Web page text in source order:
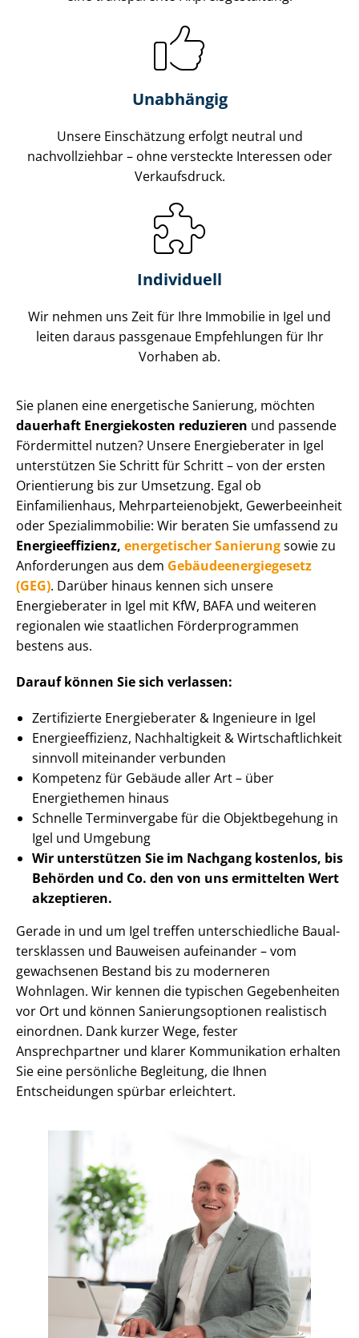
Unabhängig
Unsere Einschätzung erfolgt neutral und
nachvollziehbar – ohne versteckte Interessen oder
Verkaufsdruck.
Individuell
Wir nehmen uns Zeit für Ihre Immobilie in Igel und
leiten daraus passgenaue Empfehlungen für Ihr
Vorhaben ab.
Sie planen eine energetische Sanierung, möchten
dauerhaft Energiekosten reduzieren und passende
Fördermittel nutzen? Unsere Energieberater in Igel
unterstützen Sie Schritt für Schritt – von der ersten
Orientierung bis zur Umsetzung. Egal ob
Einfamilienhaus, Mehr­par­tei­en­ob­jekt, Gewerbeeinheit
oder Spe­zi­al­im­mo­bi­lie: Wir beraten Sie umfassend zu
En­er­gie­ef­fi­zi­enz, energetischer Sanierungsowie zu
Anforderungen aus dem Ge­bäu­de­en­er­gie­ge­setz
(GEG). Darüber hinaus kennen sich unsere
Energieberater in Igel mit KfW, BAFA und weiteren
regionalen wie staatlichen För­der­pro­gram­men
bestens aus.
Darauf können Sie sich verlassen:
Zertifizierte Energieberater & Ingenieure in Igel
En­er­gie­ef­fi­zi­enz, Nachhaltigkeit & Wirt­schaft­lich­keit
sinnvoll miteinander verbunden
Kompetenz für Gebäude aller Art – über
Energiethemen hinaus
Schnelle Terminvergabe für die Objektbegehung in
Igel und Umgebung
Wir unterstützen Sie im Nachgang kostenlos, bis
Behörden und Co. den von uns ermittelten Wert
akzeptieren.
Gerade in und um Igel treffen un­ter­schied­li­che Bau­al­
ters­klas­sen und Bauweisen aufeinander – vom
gewachsenen Bestand bis zu moderneren
Wohnlagen. Wir kennen die typischen Gegebenheiten
vor Ort und können Sa­nie­rungs­op­tio­nen realistisch
einordnen. Dank kurzer Wege, fester
Ansprechpartner und klarer Kommunikation erhalten
Sie eine persönliche Begleitung, die Ihnen
Entscheidungen spürbar erleichtert.